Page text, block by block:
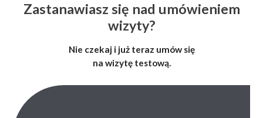
Zastanawiasz się nad umówieniem
wizyty?
Nie czekaj i już teraz umów się
na wizytę testową.